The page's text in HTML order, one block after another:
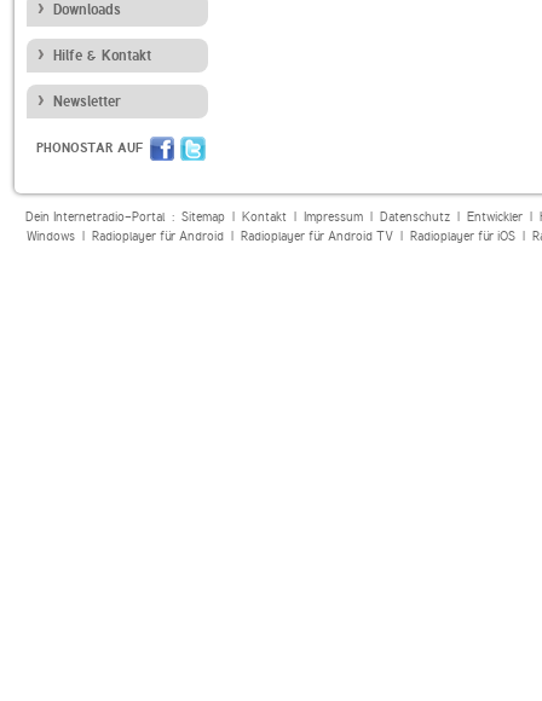
Downloads
Hilfe & Kontakt
Newsletter
PHONOSTAR AUF
Dein Internetradio-Portal : Sitemap| Kontakt| Impressum| Datenschutz| Entwickler|
Windows| Radioplayer für Android| Radioplayer für Android TV| Radioplayer für iOS|